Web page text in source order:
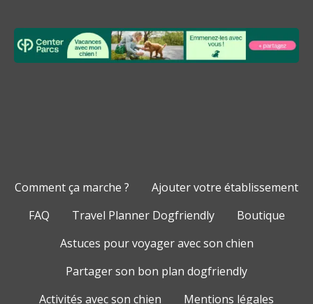
Comment ça marche ?
Ajouter votre établissement
FAQ
Travel Planner Dogfriendly
Boutique
Astuces pour voyager avec son chien
Partager son bon plan dogfriendly
Activités avec son chien
Mentions légales